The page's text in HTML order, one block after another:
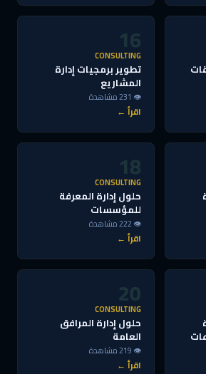
16
CONSULTING
تطوير برمجيات إدارة
المشاريع
👁 231 مشاهدة
اقرأ ←
18
CONSULTING
حلول إدارة المعرفة
للمؤسسات
👁 222 مشاهدة
اقرأ ←
20
CONSULTING
حلول إدارة المرافق
العامة
👁 219 مشاهدة
اقرأ ←